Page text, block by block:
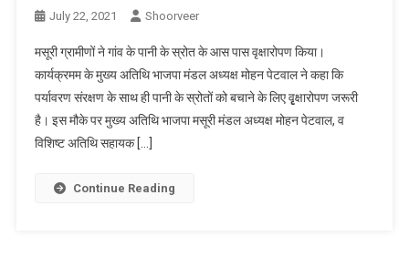
July 22, 2021 Shoorveer
मसूरी ग्रामीणों ने गांव के पानी के स्रोत के आस पास वृक्षारोपण किया।
कार्यक्रमम के मुख्य अतिथि भाजपा मंडल अध्यक्ष मोहन पेटवाल ने कहा कि
पर्यावरण संरक्षण के साथ ही पानी के स्रोतों को बचाने के लिए वृृृक्षारोपण जरूरी
है। इस मौके पर मुख्य अतिथि भाजपा मसूरी मंडल अध्यक्ष मोहन पेटवाल, व
विशिष्ट अतिथि सहायक […]
Continue Reading